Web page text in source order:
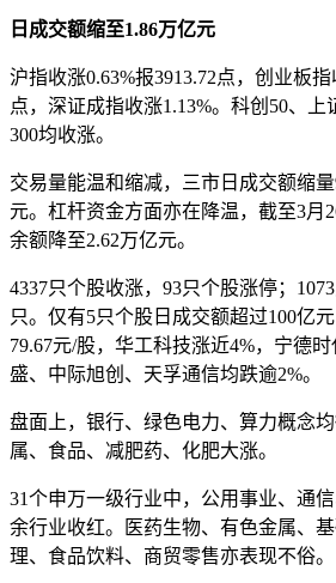
日成交额缩至1.86万亿元
沪指收涨0.63%报3913.72点，创业板指
点，深证成指收涨1.13%。科创50、上
300均收涨。
交易量能温和缩减，三市日成交额缩
元。杠杆资金方面亦在降温，截至3月
余额降至2.62万亿元。
4337只个股收涨，93只个股涨停；
只。仅有5只个股日成交额超过100亿
79.67元/股，华工科技涨近4%，宁德
盛、中际旭创、天孚通信均跌逾2%。
盘面上，银行、绿色电力、算力概念
属、食品、减肥药、化肥大涨。
31个申万一级行业中，公用事业、通
余行业收红。医药生物、有色金属、
理、食品饮料、商贸零售亦表现不俗。